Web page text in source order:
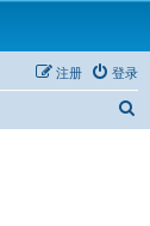
登录
注册